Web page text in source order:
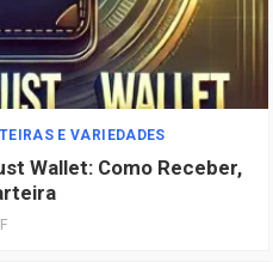
E VARIEDADES
Wallet: Como Receber,